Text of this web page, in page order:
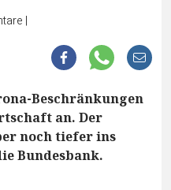
|
Beschränkungen
an. Der
noch tiefer ins
Bundesbank.